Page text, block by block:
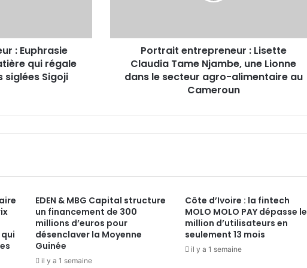
: Euphrasie
qui régale
siglées Sigoji
dans
secteur
agro-
Portrait entrepreneur : Lisette
Claudia Tame Njambe, une Lionne
dans le secteur agro-alimentaire au
Cameroun
EDEN & MBG Capital structure
un financement de 300
millions d’euros pour
désenclaver la Moyenne
Guinée
il y a 1 semaine
Côte d’Ivoire : la fintech
MOLO MOLO PAY dépasse le
million d’utilisateurs en
seulement 13 mois
il y a 1 semaine